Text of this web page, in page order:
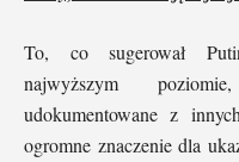
To, co sugerował
najwyższym
udokumentowane z
ogromne znaczenie dla